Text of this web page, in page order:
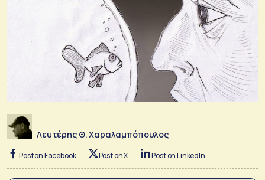
Λευτέρης Θ. Χαραλαμπόπουλος
Post on Facebook Post on X Post on LinkedIn